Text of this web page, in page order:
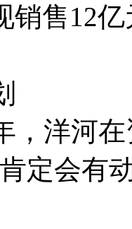
销售12
洋河在
定会有